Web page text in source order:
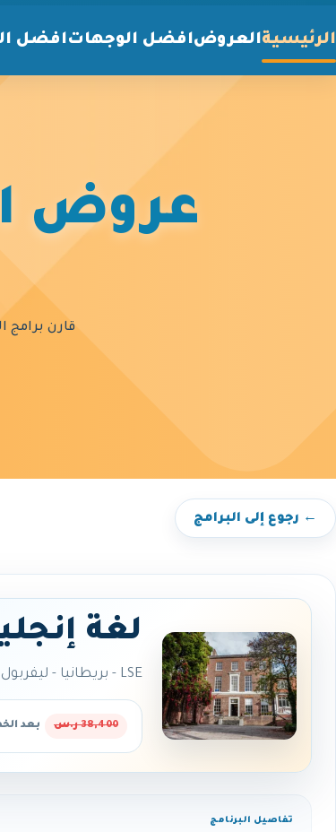
الرئيسيةالعروضافضل الوجهاتافضل
عروض
قارن برامج
← رجوع إلى البرامج
لغة
LSE - بريطانيا - ليفربول
38,400 ر.س بعد
تفاصيل البرنامج